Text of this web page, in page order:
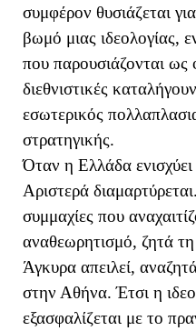
συμφέρον θυσιάζεται
βωμό μιας ιδεολογίας,
που παρουσιάζονται ως
διεθνιστικές
εσωτερικός
στρατηγικής.
Όταν η Ελλάδα
Αριστερά
συμμαχίες που
αναθεωρητισμό, ζητά
Άγκυρα απειλεί,
στην Αθήνα. Έτσι η
εξασφαλίζεται με το